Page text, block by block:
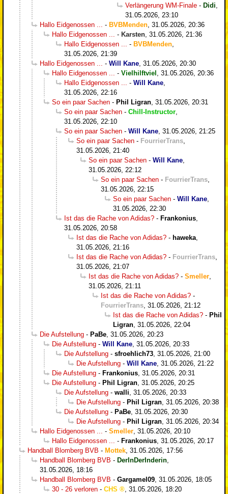
Verlängerung WM-Finale - Didi
31.05.2026, 23:10
Hallo Eidgenossen ...
- BVBMenden 31.05.2026, 20:36
Hallo Eidgenossen ...
- Karsten 31.05.2026, 21:36
Hallo Eidgenossen ...
- BVBMenden
31.05.2026, 21:39
Hallo Eidgenossen ...
- Will Kane 31.05.2026, 20:30
Hallo Eidgenossen ...
- Vielhilftviel
31.05.2026, 20:36
Hallo Eidgenossen ...
- Will Kane
31.05.2026, 22:16
So ein paar Sachen - Phil Ligran 31.05.2026, 20:31
So ein paar Sachen - Chill-Instructor
31.05.2026, 22:10
So ein paar Sachen - Will Kane 31.05.2026, 21:25
So ein paar Sachen - FourrierTrans
31.05.2026, 21:40
So ein paar Sachen - Will Kane
31.05.2026, 22:12
So ein paar Sachen - FourrierTrans
31.05.2026, 22:15
So ein paar Sachen - Will Kane
31.05.2026, 22:30
Ist das die Rache von Adidas? - Frankonius
31.05.2026, 20:58
Ist das die Rache von Adidas? - haweka
31.05.2026, 21:16
Ist das die Rache von Adidas? - FourrierTrans
31.05.2026, 21:07
Ist das die Rache von Adidas? - Smeller
31.05.2026, 21:11
Ist das die Rache von Adidas? -
FourrierTrans 31.05.2026, 21:12
Ist das die Rache von Adidas? - Phil
Ligran 31.05.2026, 22:04
Die Aufstellung - PaBe 31.05.2026, 20:23
Die Aufstellung - Will Kane 31.05.2026, 20:33
Die Aufstellung - sfroehlich73 31.05.2026, 21:00
Die Aufstellung - Will Kane 31.05.2026, 21:22
Die Aufstellung - Frankonius 31.05.2026, 20:31
Die Aufstellung - Phil Ligran 31.05.2026, 20:25
Die Aufstellung - walli 31.05.2026, 20:33
Die Aufstellung - Phil Ligran 31.05.2026, 20:38
Die Aufstellung - PaBe 31.05.2026, 20:30
Die Aufstellung - Phil Ligran 31.05.2026, 20:34
Hallo Eidgenossen ...
- Smeller 31.05.2026, 20:10
Hallo Eidgenossen ...
- Frankonius 31.05.2026, 20:17
Handball Blomberg BVB - Mottek 31.05.2026, 17:56
Handball Blomberg BVB - DerInDerInderin
31.05.2026, 18:16
Handball Blomberg BVB - Gargamel09 31.05.2026, 18:05
30 - 26 verloren - CHS
31.05.2026, 18:20